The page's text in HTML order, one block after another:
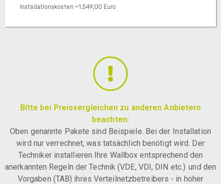
Installationskosten ~1.549,00 Euro
Bitte bei Preisvergleichen zu anderen Anbietern
beachten:
Oben genannte Pakete sind Beispiele. Bei der Installation
wird nur verrechnet, was tatsächlich benötigt wird. Der
Techniker installieren Ihre Wallbox entsprechend den
anerkannten Regeln der Technik (VDE, VDI, DIN etc.) und den
Vorgaben (TAB) ihres Verteilnetzbetreibers - in hoher